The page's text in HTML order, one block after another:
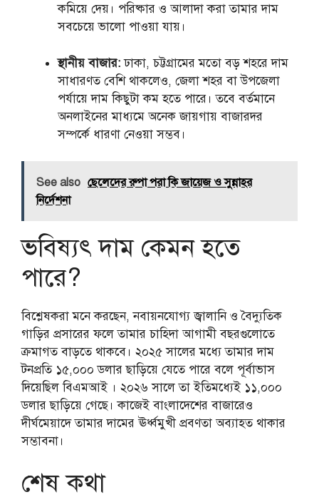
কমিয়ে দেয়। পরিষ্কার ও আলাদা করা তামার দাম
সবচেয়ে ভালো পাওয়া যায়।
স্থানীয় বাজার:ঢাকা, চট্টগ্রামের মতো বড় শহরে দাম
সাধারণত বেশি থাকলেও, জেলা শহর বা উপজেলা
পর্যায়ে দাম কিছুটা কম হতে পারে। তবে বর্তমানে
অনলাইনের মাধ্যমে অনেক জায়গায় বাজারদর
সম্পর্কে ধারণা নেওয়া সম্ভব।
See also ছেলেদের রুপা পরা কি জায়েজ ও সুন্নাহর
নির্দেশনা
ভবিষ্যৎ দাম কেমন হতে
পারে?
বিশ্লেষকরা মনে করছেন, নবায়নযোগ্য জ্বালানি ও বৈদ্যুতিক
গাড়ির প্রসারের ফলে তামার চাহিদা আগামী বছরগুলোতে
ক্রমাগত বাড়তে থাকবে। ২০২৫ সালের মধ্যে তামার দাম
টনপ্রতি ১৫,০০০ ডলার ছাড়িয়ে যেতে পারে বলে পূর্বাভাস
দিয়েছিল বিএমআই । ২০২৬ সালে তা ইতিমধ্যেই ১১,০০০
ডলার ছাড়িয়ে গেছে। কাজেই বাংলাদেশের বাজারেও
দীর্ঘমেয়াদে তামার দামের ঊর্ধ্বমুখী প্রবণতা অব্যাহত থাকার
সম্ভাবনা।
শেষ কথা